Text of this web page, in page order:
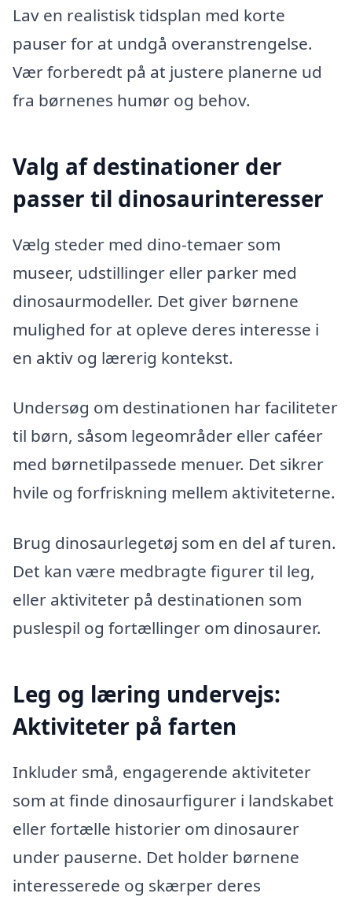
Lav en realistisk tidsplan med korte
pauser for at undgå overanstrengelse.
Vær forberedt på at justere planerne ud
fra børnenes humør og behov.
Valg af destinationer der
passer til dinosaurinteresser
Vælg steder med dino-temaer som
museer, udstillinger eller parker med
dinosaurmodeller. Det giver børnene
mulighed for at opleve deres interesse i
en aktiv og lærerig kontekst.
Undersøg om destinationen har faciliteter
til børn, såsom legeområder eller caféer
med børnetilpassede menuer. Det sikrer
hvile og forfriskning mellem aktiviteterne.
Brug dinosaurlegetøj som en del af turen.
Det kan være medbragte figurer til leg,
eller aktiviteter på destinationen som
puslespil og fortællinger om dinosaurer.
Leg og læring undervejs:
Aktiviteter på farten
Inkluder små, engagerende aktiviteter
som at finde dinosaurfigurer i landskabet
eller fortælle historier om dinosaurer
under pauserne. Det holder børnene
interesserede og skærper deres